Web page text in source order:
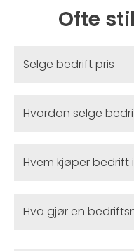
Ofte
Selge bedrift pris
Hvordan selge
Hvem kjøper bedrift
Hva gjør en